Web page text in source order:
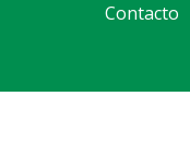
Contacto